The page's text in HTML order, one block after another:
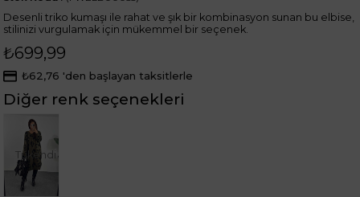
Desenli triko kumaşı ile rahat ve şık bir kombinasyon sunan bu elbise,
stilinizi vurgulamak için mükemmel bir seçenek.
₺699,99
₺62,76 'den başlayan taksitlerle
Diğer renk seçenekleri
Tükendi